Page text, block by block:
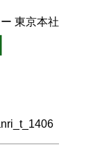
東京本社